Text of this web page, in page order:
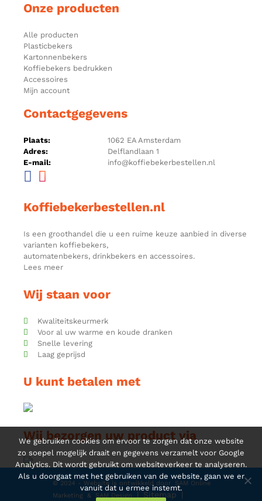
Onze producten
Alle producten
Plasticbekers
Kartonnenbekers
Koffiebekers bedrukken
Accessoires
Mijn account
Contactgegevens
Plaats:
1062 EA Amsterdam
Adres:
Delflandlaan 1
E-mail:
info@koffiebekerbestellen.nl
Koffiebekerbestellen.nl
Is een groothandel die u een ruime keuze aanbied in diverse
varianten koffiebekers,
automatenbekers, drinkbekers en accessoires.
Lees meer
Wij staan voor
Kwaliteitskeurmerk
Voor al uw warme en koude dranken
Snelle levering
Laag geprijsd
U kunt betalen met
Wij bezorgen uw product via
© 2024 - Website is ontwikkeld door
SAM Online
Marketing
& SAM Design | Sitemap |
We gebruiken cookies om ervoor te zorgen dat onze website
zo soepel mogelijk draait en gegevens verzamelt voor Google
Analytics. Dit wordt gebruikt om websiteverkeer te analyseren.
Als u doorgaat met het gebruiken van de website, gaan we er
vanuit dat u ermee instemt.